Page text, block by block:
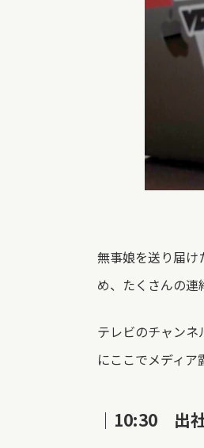
無事娘を送り届け
め、たくさんの連
テレビのチャン
にここでメディア
｜10:30 出